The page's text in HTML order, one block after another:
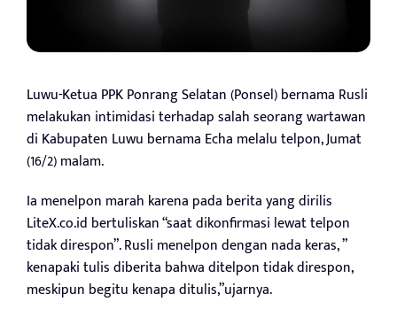
Luwu-Ketua PPK Ponrang Selatan (Ponsel) bernama Rusli
melakukan intimidasi terhadap salah seorang wartawan
di Kabupaten Luwu bernama Echa melalu telpon, Jumat
(16/2) malam.
Ia menelpon marah karena pada berita yang dirilis
LiteX.co.id bertuliskan “saat dikonfirmasi lewat telpon
tidak direspon”. Rusli menelpon dengan nada keras, ”
kenapaki tulis diberita bahwa ditelpon tidak direspon,
meskipun begitu kenapa ditulis,”ujarnya.